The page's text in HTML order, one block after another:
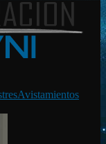
Avistamientos